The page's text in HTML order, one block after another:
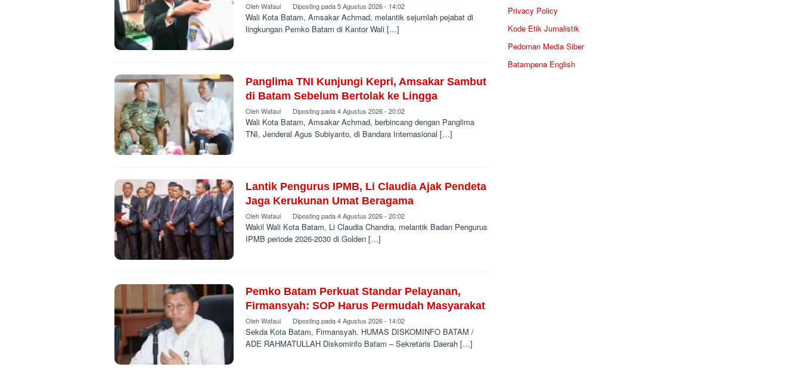
OlehWafaul Diposting pada5 Agustus 2026 - 14:02
Wali Kota Batam, Amsakar Achmad, melantik sejumlah pejabat di
lingkungan Pemko Batam di Kantor Wali […]
Panglima TNI Kunjungi Kepri, Amsakar Sambut
di Batam Sebelum Bertolak ke Lingga
OlehWafaul Diposting pada4 Agustus 2026 - 20:02
Wali Kota Batam, Amsakar Achmad, berbincang dengan Panglima
TNI, Jenderal Agus Subiyanto, di Bandara Internasional […]
Lantik Pengurus IPMB, Li Claudia Ajak Pendeta
Jaga Kerukunan Umat Beragama
OlehWafaul Diposting pada4 Agustus 2026 - 20:02
Wakil Wali Kota Batam, Li Claudia Chandra, melantik Badan Pengurus
IPMB periode 2026-2030 di Golden […]
Pemko Batam Perkuat Standar Pelayanan,
Firmansyah: SOP Harus Permudah Masyarakat
OlehWafaul Diposting pada4 Agustus 2026 - 14:02
Sekda Kota Batam, Firmansyah. HUMAS DISKOMINFO BATAM /
ADE RAHMATULLAH Diskominfo Batam – Sekretaris Daerah […]
Privacy Policy
Kode Etik Jurnalistik
Pedoman Media Siber
Batampena English